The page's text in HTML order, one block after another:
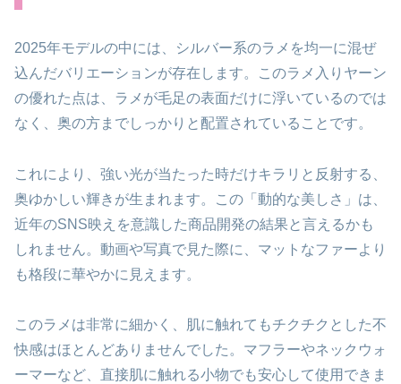
2025年モデルの中には、シルバー系のラメを均一に混ぜ
込んだバリエーションが存在します。このラメ入りヤーン
の優れた点は、ラメが毛足の表面だけに浮いているのでは
なく、奥の方までしっかりと配置されていることです。
これにより、強い光が当たった時だけキラリと反射する、
奥ゆかしい輝きが生まれます。この「動的な美しさ」は、
近年のSNS映えを意識した商品開発の結果と言えるかも
しれません。動画や写真で見た際に、マットなファーより
も格段に華やかに見えます。
このラメは非常に細かく、肌に触れてもチクチクとした不
快感はほとんどありませんでした。マフラーやネックウォ
ーマーなど、直接肌に触れる小物でも安心して使用できま